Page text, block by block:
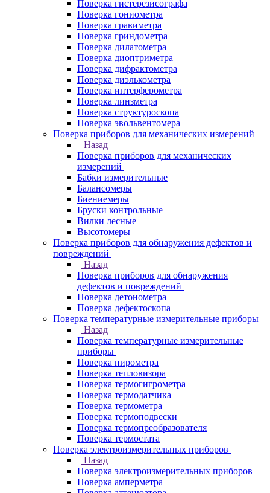
Поверка гистерезисографа
Поверка гониометра
Поверка гравиметра
Поверка гриндометра
Поверка дилатометра
Поверка диоптриметра
Поверка дифрактометра
Поверка диэлькометра
Поверка интерферометра
Поверка линзметра
Поверка структуроскопа
Поверка эвольвентомера
Поверка приборов для механических измерений
Назад
Поверка приборов для механических
измерений
Бабки измерительные
Балансомеры
Биениемеры
Бруски контрольные
Вилки лесные
Высотомеры
Поверка приборов для обнаружения дефектов и
повреждений
Назад
Поверка приборов для обнаружения
дефектов и повреждений
Поверка детонометра
Поверка дефектоскопа
Поверка температурные измерительные приборы
Назад
Поверка температурные измерительные
приборы
Поверка пирометра
Поверка тепловизора
Поверка термогигрометра
Поверка термодатчика
Поверка термометра
Поверка термоподвески
Поверка термопреобразователя
Поверка термостата
Поверка электроизмерительных приборов
Назад
Поверка электроизмерительных приборов
Поверка амперметра